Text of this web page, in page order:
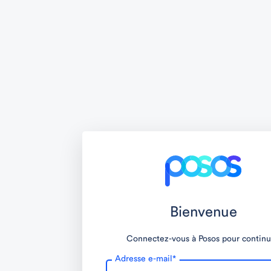
Bienvenue
Connectez-vous à Posos pour
Adresse e-mail*